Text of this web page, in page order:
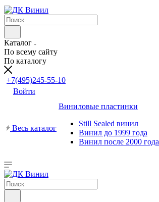
Каталог
По всему сайту
По каталогу
+7(495)245-55-10
Войти
Весь каталог
Виниловые пластинки
Still Sealed винил
Винил до 1999 года
Винил после 2000 года